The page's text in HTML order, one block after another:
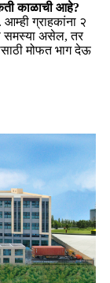
काळाची आहे?
ग्राहकांना २
समस्या असेल, तर
मोफत भाग देऊ